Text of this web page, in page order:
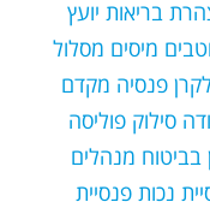
בריאות יועץ
מיסים מסלול
פנסיה מקדם
סילוק פוליסה
בביטוח מנהלים
נכות פנסיית